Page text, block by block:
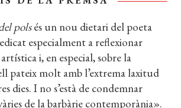
polsés un nou dietari del poeta
especialment a reflexionar
i, en especial, sobre la
pateix molt amb l’extrema laxitud
dies. I no s’està de condemnar
de la barbàrie contemporània».